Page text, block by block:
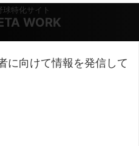
特化サイト
WORK
に向けて情報を発信して